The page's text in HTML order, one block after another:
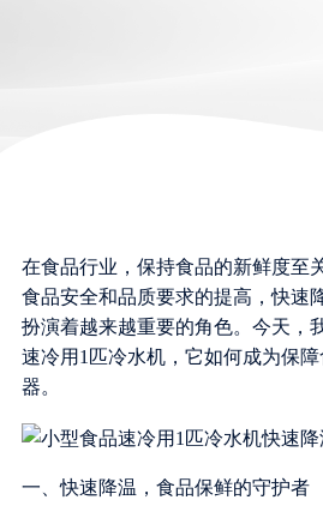
在食品行业，保持食品的新鲜度至
食品安全和品质要求的提高，快速
扮演着越来越重要的角色。今天，
速冷用1匹冷水机，它如何成为保
器。
一、快速降温，食品保鲜的守护者